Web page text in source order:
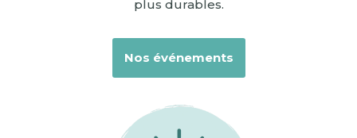
plus durables.
Nos événements